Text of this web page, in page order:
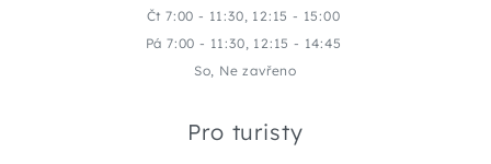
Čt 7:00 - 11:30, 12:15 - 15:00
Pá 7:00 - 11:30, 12:15 - 14:45
So, Ne zavřeno
Pro turisty